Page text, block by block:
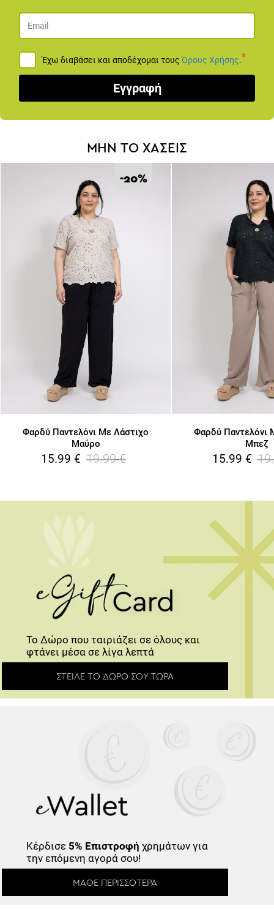
Προγραμμάτισε ένα ραντεβού για
ΚΛΕΊΣΕ ΡΑΝΤΕΒΟΎ
ΜΗΝ ΤΟ ΧΑΣΕΙΣ
-20%
Φαρδύ Παντελόνι Με Λάστιχο
Μαύρο
15.99 € 19.99 €
Φαρδύ Παντελόνι
Μπεζ
15.99 €
Το Δώρο που ταιριάζει σε όλους και
φτάνει μέσα σε λίγα λεπτά
ΣΤΕΊΛΕ ΤΟ ΔΏΡΟ ΣΟΥ ΤΏΡΑ
Κέρδισε 5% Επιστροφή χρημάτων για
την επόμενη αγορά σου!
ΜΆΘΕ ΠΕΡΙΣΣΌΤΕΡΑ
Έχω διαβάσει και αποδέχομαι τουςΌρους Χρήσης. *
Εγγραφή